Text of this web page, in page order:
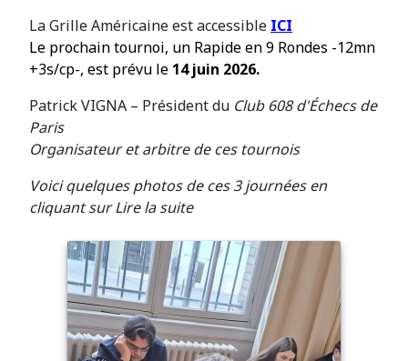
La Grille Américaine est accessible ICI
Le prochain tournoi, un Rapide en 9 Rondes -12mn
+3s/cp-, est prévu le 14 juin 2026.
Patrick VIGNA – Président du Club 608 d'Échecs de
Paris
Organisateur et arbitre de ces tournois
Voici quelques photos de ces 3 journées en
cliquant sur Lire la suite